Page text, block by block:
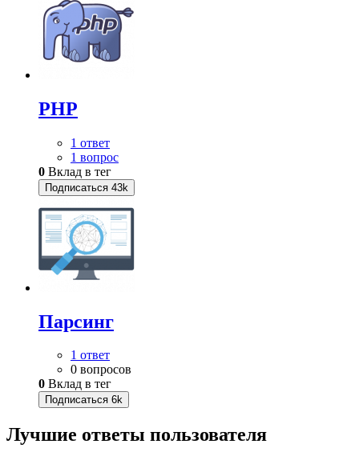
PHP
1 ответ
1 вопрос
0 Вклад в тег
Подписаться 43k
Парсинг
1 ответ
0 вопросов
0 Вклад в тег
Подписаться 6k
Лучшие ответы пользователя